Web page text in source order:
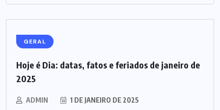
GERAL
Hoje é Dia: datas, fatos e feriados de janeiro de
2025
ADMIN 1 DE JANEIRO DE 2025